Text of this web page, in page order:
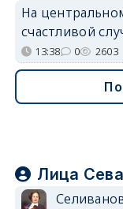
На
счастливой
13:38 0 2603
Лица